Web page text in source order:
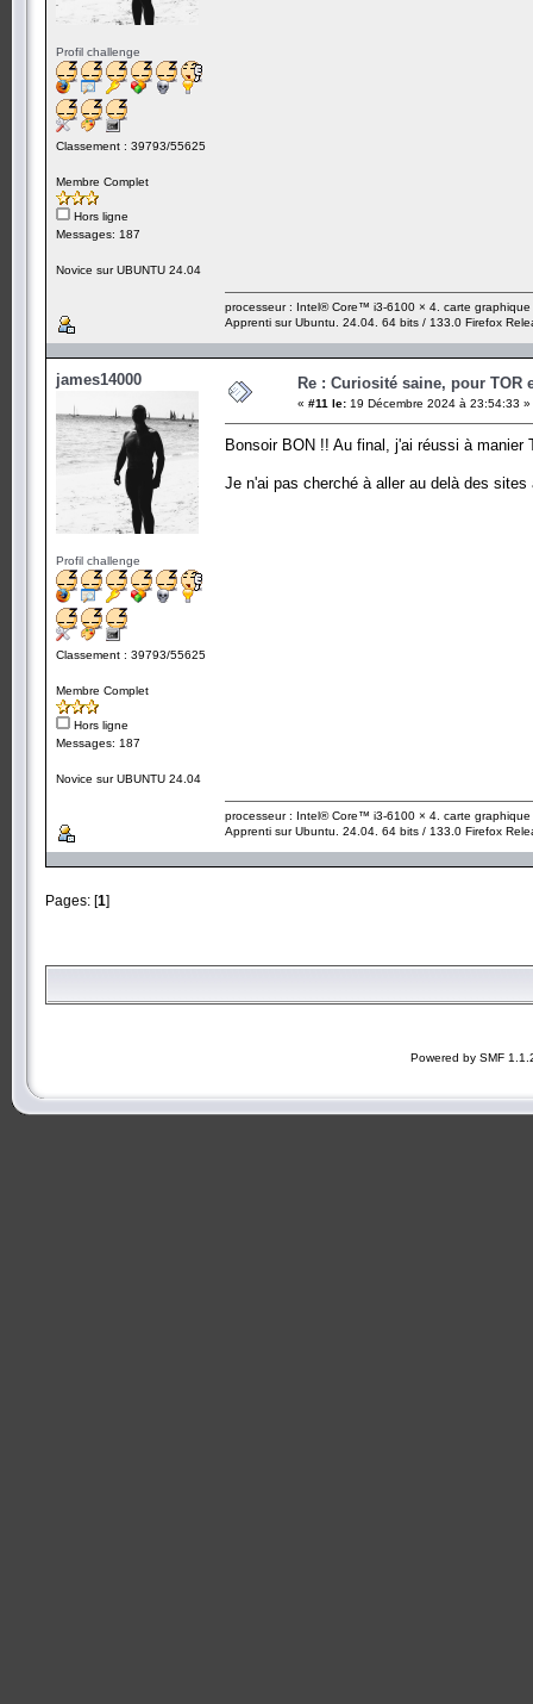
Profil challenge
Classement : 39793/55625
Membre Complet
Hors ligne
Messages: 187
Novice sur UBUNTU 24.04
processeur : Intel® Core™ i3-6100 × 4. carte
Apprenti sur Ubuntu. 24.04. 64 bits / 133.0 Firefox
james14000
Profil challenge
Classement : 39793/55625
Membre Complet
Hors ligne
Messages: 187
Novice sur UBUNTU 24.04
Re : Curiosité saine, pour TOR
« #11 le: 19 Décembre 2024 à 23:54:33 »
Bonsoir BON !! Au final, j'ai réussi à
Je n'ai pas cherché à aller au delà des
processeur : Intel® Core™ i3-6100 × 4. carte
Apprenti sur Ubuntu. 24.04. 64 bits / 133.0 Firefox
Pages: [1]
Powered by SMF